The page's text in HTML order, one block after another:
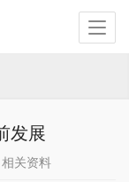
发展
相关资料